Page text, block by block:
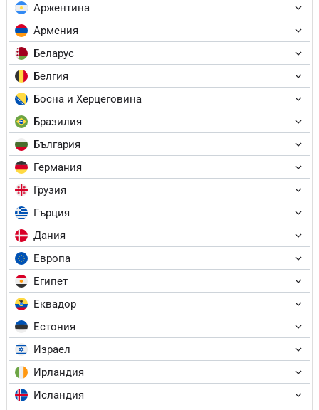
Аржентина
Армения
Беларус
Белгия
Босна и Херцеговина
Бразилия
България
Германия
Грузия
Гърция
Дания
Европа
Египет
Еквадор
Естония
Израел
Ирландия
Исландия